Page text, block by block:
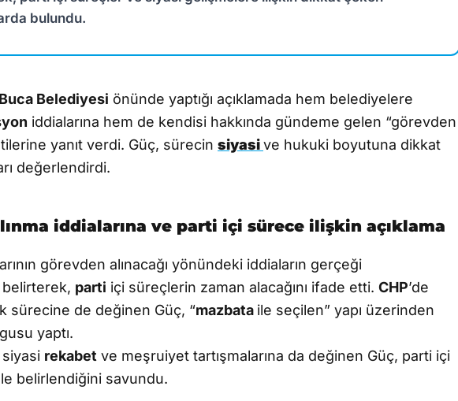
bulundu.
Buca Belediyesi önünde yaptığı açıklamada hem belediyelere
iddialarına hem de kendisi hakkında gündeme gelen “görevden
yanıt verdi. Güç, sürecin siyasive hukuki boyutuna dikkat
değerlendirdi.
iddialarına ve parti içi sürece ilişkin açıklama
görevden alınacağı yönündeki iddiaların gerçeği
belirterek, parti içi süreçlerin zaman alacağını ifade etti. CHP’de
sürecine de değinen Güç, “mazbata ile seçilen” yapı üzerinden
yaptı.
siyasi rekabet ve meşruiyet tartışmalarına da değinen Güç, parti içi
belirlendiğini savundu.